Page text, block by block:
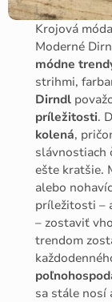
Krojová
Moderné
módne
strihmi,
Dirndl
príležitosti.
kolená,
slávnostiach
ešte kratšie.
alebo
príležitosti –
– zostaviť
trendom
sa stále nosí